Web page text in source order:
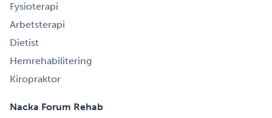
Fysioterapi
Arbetsterapi
Dietist
Hemrehabilitering
Kiropraktor
Nacka Forum Rehab